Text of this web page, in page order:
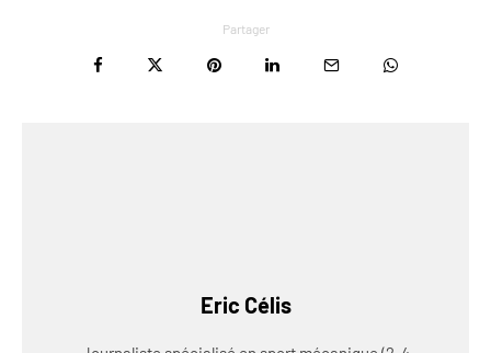
Partager
Eric Célis